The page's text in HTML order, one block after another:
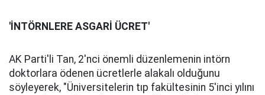
'İNTÖRNLERE ASGARİ ÜCRET'
AK Parti'li Tan, 2'nci önemli düzenlemenin intörn
doktorlara ödenen ücretlerle alakalı olduğunu
söyleyerek, "Üniversitelerin tıp fakültesinin 5'inci yılını